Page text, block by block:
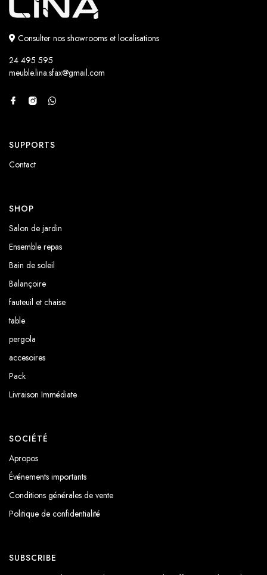
Consulter nos showrooms et localisations
24 495 595
meuble.lina.sfax@gmail.com
SUPPORTS
Contact
SHOP
Salon de jardin
Ensemble repas
Bain de soleil
Balançoire
fauteuil et chaise
table
pergola
accesoires
Pack
Livraison Immédiate
SOCIÉTÉ
Apropos
Événements importants
Conditions générales de vente
Politique de confidentialité
SUBSCRIBE